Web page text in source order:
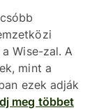
Wise-zal. A
mint a
ezek adják
meg többet